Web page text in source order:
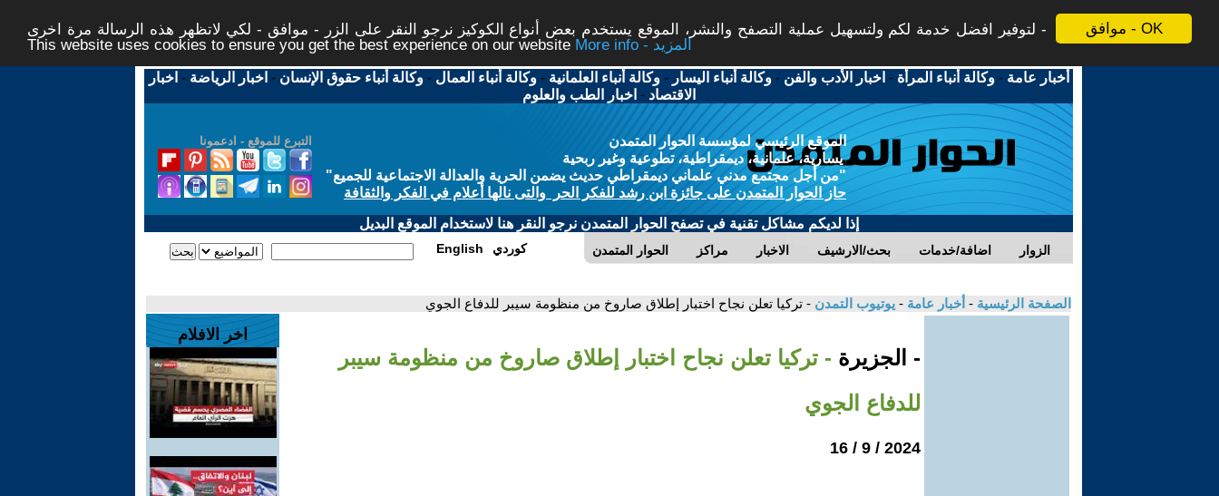
موافق - OK
لتوفير افضل خدمة لكم ولتسهيل عملية التصفح والنشر، الموقع يستخدم بعض أنواع الكوكيز نرجو النقر على الزر - موافق - لكي لاتظهر هذه الرسالة مرة اخرى -
This website uses cookies to ensure you get the best experience on our website
More info - المزيد
أخبار عامة -وكالة أنباء المرأة - اخبار الأدب والفن -وكالة أنباء اليسار -وكالة أنباء العلمانية -وكالة أنباء العمال -وكالة أنباء حقوق الإنسان - اخبار الرياضة - اخبار
الاقتصاد - اخبار الطب والعلوم
التبرع للموقع - ادعمونا
الموقع الرئيسي لمؤسسة الحوار المتمدن
يسارية، علمانية، ديمقراطية، تطوعية وغير ربحية
"من أجل مجتمع مدني علماني ديمقراطي حديث يضمن الحرية والعدالة الاجتماعية للجميع"
حاز الحوار المتمدن على جائزة ابن رشد للفكر الحر والتى نالها أعلام في الفكر والثقافة
إذا لديكم مشاكل تقنية في تصفح الحوار المتمدن نرجو النقر هنا لاستخدام الموقع البديل
الحوار المتمدن مراكز الاخبار بحث/الارشيف اضافة/خدمات الزوار English كوردي
الصفحة الرئيسية - أخبار عامة - يوتيوب التمدن - تركيا تعلن نجاح اختبار إطلاق صاروخ من منظومة سيبر للدفاع الجوي
- الجزيرة - تركيا تعلن نجاح اختبار إطلاق صاروخ من منظومة سيبر
للدفاع الجوي
2024 / 9 / 16
اخر الافلام